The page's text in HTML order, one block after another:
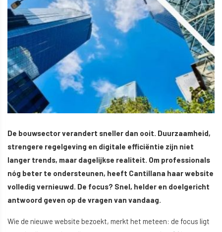
De bouwsector verandert sneller dan ooit. Duurzaamheid,
strengere regelgeving en digitale efficiëntie zijn niet
langer trends, maar dagelijkse realiteit. Om professionals
nóg beter te ondersteunen, heeft Cantillana haar website
volledig vernieuwd. De focus? Snel, helder en doelgericht
antwoord geven op de vragen van vandaag.
Wie de nieuwe website bezoekt, merkt het meteen: de focus ligt